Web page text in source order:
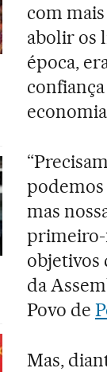
com
abolir os
época,
podemos
mas
primeiro-
objetivos
da
Povo de
Mas,